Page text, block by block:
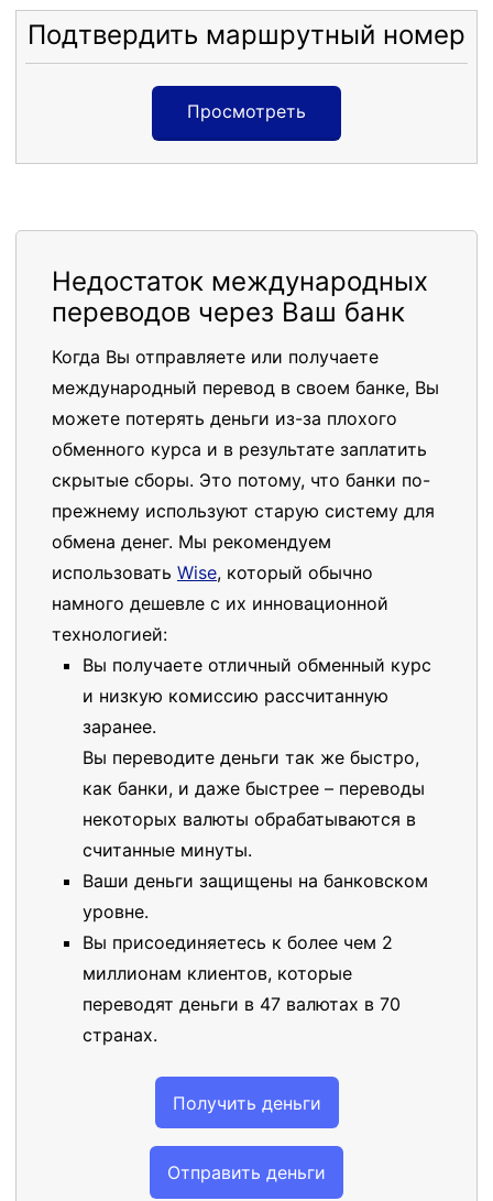
Подтвердить маршрутный номер
Просмотреть
Недостаток международных
переводов через Ваш банк
Когда Вы отправляете или получаете
международный перевод в своем банке, Вы
можете потерять деньги из-за плохого
обменного курса и в результате заплатить
скрытые сборы. Это потому, что банки по-
прежнему используют старую систему для
обмена денег. Мы рекомендуем
использовать Wise, который обычно
намного дешевле с их инновационной
технологией:
Вы получаете отличный обменный курс
и низкую комиссию рассчитанную
заранее.
Вы переводите деньги так же быстро,
как банки, и даже быстрее – переводы
некоторых валюты обрабатываются в
считанные минуты.
Ваши деньги защищены на банковском
уровне.
Вы присоединяетесь к более чем 2
миллионам клиентов, которые
переводят деньги в 47 валютах в 70
странах.
Получить деньги
Отправить деньги